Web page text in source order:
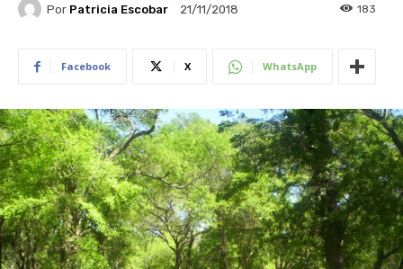
Por Patricia Escobar 21/11/2018 183
Facebook X WhatsApp